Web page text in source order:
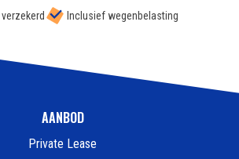
Inclusief wegenbelasting
AANBOD
Private Lease